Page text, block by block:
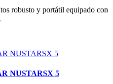
robusto y portátil equipado con
NUSTARSX 5